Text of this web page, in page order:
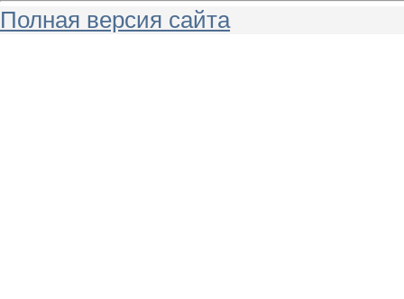
Полная версия сайта